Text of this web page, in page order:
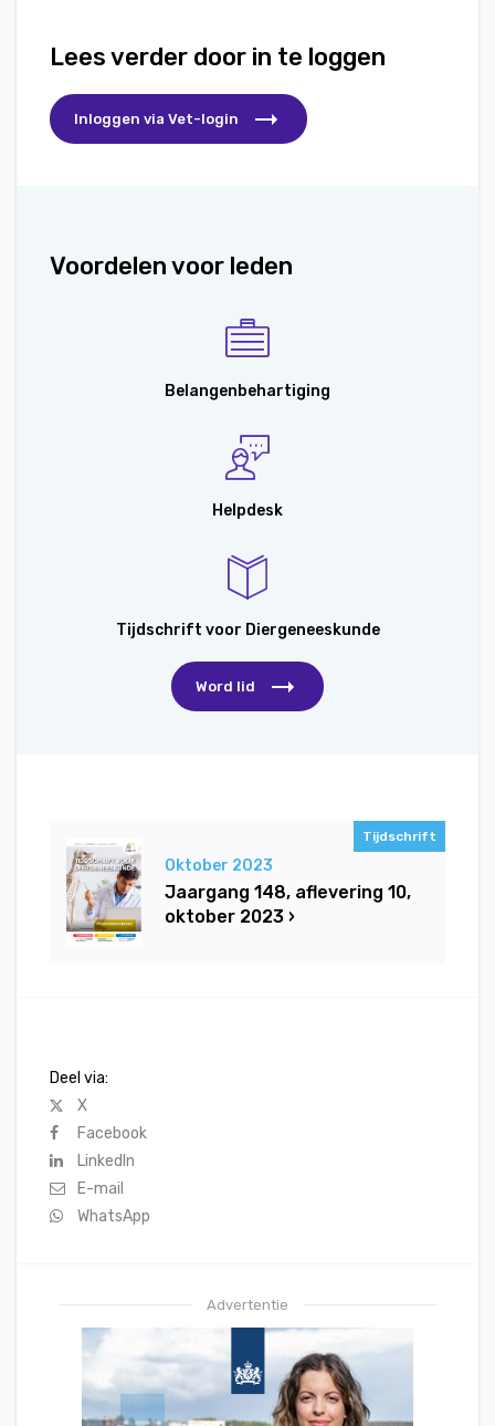
Lees verder door in te loggen
Inloggen via Vet-login
Voordelen voor leden
Belangenbehartiging
Helpdesk
Tijdschrift voor Diergeneeskunde
Word lid
Tijdschrift
Oktober 2023
Jaargang 148, aflevering 10,
oktober 2023 ›
Deel via:
X
Facebook
LinkedIn
E-mail
WhatsApp
Advertentie